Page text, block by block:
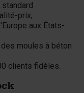
prix;
aux États-
moules à béton
clients fidèles.